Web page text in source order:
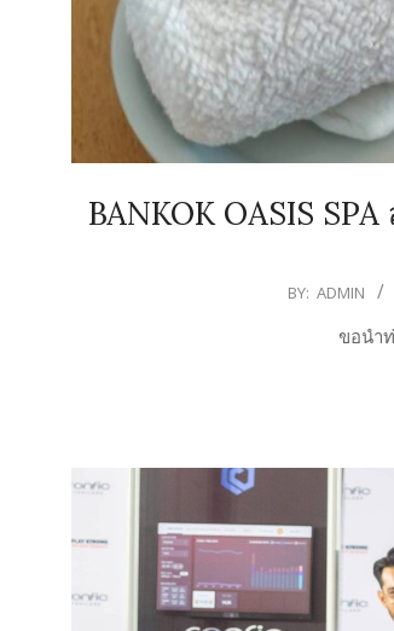
BANKOK OASIS
BY: ADMIN
ขอนำ